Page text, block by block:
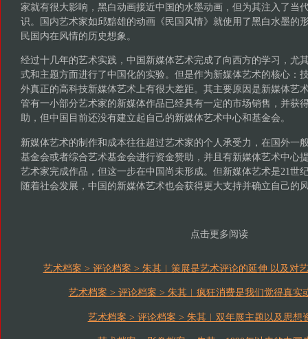
家就有很大影响，黑白动画接近中国的水墨动画，但为其注入了当
识。国内艺术家如邱黯雄的动画《民国风情》就使用了黑白水墨的
民国内在风情的历史想象。
经过十几年的艺术实践，中国新媒体艺术完成了向西方的学习，尤
式和主题方面进行了中国化的实验。但是作为新媒体艺术的核心：
外真正的高科技新媒体艺术上有很大差距。其主要原因是新媒体艺
管有一小部分艺术家的新媒体作品已经具有一定的市场销售，并获
助，但中国目前还没有建立起自己的新媒体艺术中心和基金会。
新媒体艺术的制作和成本往往超过艺术家的个人承受力，在国外一
基金会或者综合艺术基金会进行资金赞助，并且有新媒体艺术中心
艺术家完成作品，但这一步在中国尚未形成。但新媒体艺术是21世
随着社会发展，中国的新媒体艺术也会获得更大支持并确立自己的
点击更多阅读
艺术档案 > 评论档案 > 朱其︱策展是艺术评论的延伸 以及对
艺术档案 > 评论档案 > 朱其︱疯狂消费是我们觉得真实
艺术档案 > 评论档案 > 朱其︱双年展主题以及思想